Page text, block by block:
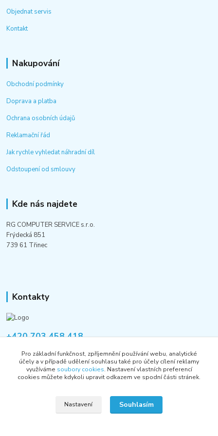
Objednat servis
Kontakt
Nakupování
Obchodní podmínky
Doprava a platba
Ochrana osobních údajů
Reklamační řád
Jak rychle vyhledat náhradní díl
Odstoupení od smlouvy
Kde nás najdete
RG COMPUTER SERVICE s.r.o.
Frýdecká 851
739 61 Třinec
Kontakty
+420 703 458 418
informace@rgshop.cz
Pro základní funkčnost, zpříjemnění používání webu, analytické
účely a v případě udělení souhlasu také pro účely cílení reklamy
využíváme soubory cookies. Nastavení vlastních preferencí
cookies můžete kdykoli upravit odkazem ve spodní části stránek.
Nastavení Souhlasím